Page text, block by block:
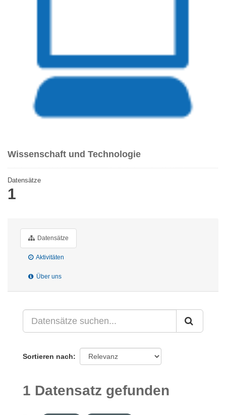
Wissenschaft und Technologie
Datensätze
1
Datensätze
Aktivitäten
Über uns
Sortieren nach
1 Datensatz gefunden